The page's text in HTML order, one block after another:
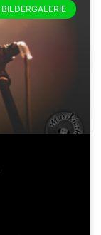
BILDERGALERIE